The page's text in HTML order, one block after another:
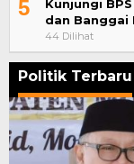
5
Kunjungi
dan Banggai
44 Dilihat
Politik Terbaru